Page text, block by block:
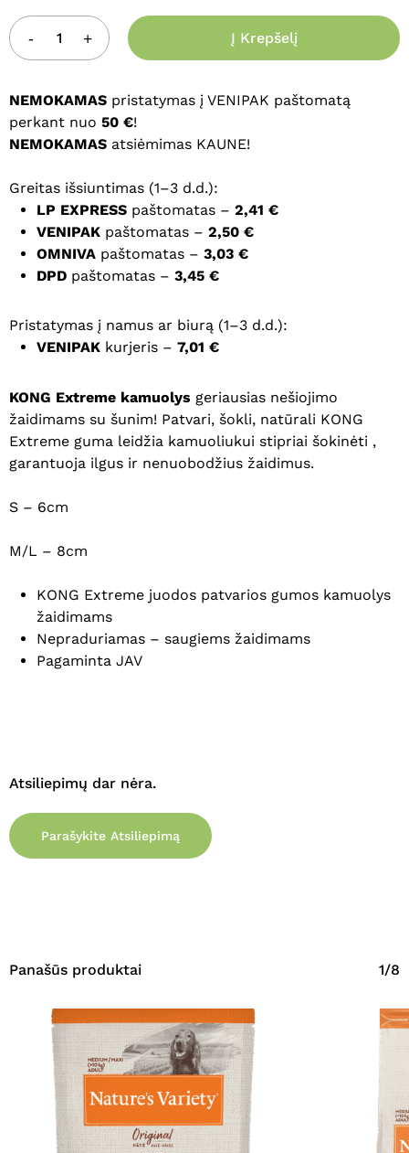
Į Krepšelį
NEMOKAMAS pristatymas į VENIPAK paštomatą
perkant nuo 50 €!
NEMOKAMAS atsiėmimas KAUNE!
Greitas išsiuntimas (1–3 d.d.):
LP EXPRESS paštomatas – 2,41 €
VENIPAK paštomatas – 2,50 €
OMNIVA paštomatas – 3,03 €
DPD paštomatas – 3,45 €
Pristatymas į namus ar biurą (1–3 d.d.):
VENIPAK kurjeris – 7,01 €
KONG Extreme kamuolys geriausias nešiojimo
žaidimams su šunim! Patvari, šokli, natūrali KONG
Extreme guma leidžia kamuoliukui stipriai šokinėti ,
garantuoja ilgus ir nenuobodžius žaidimus.
S – 6cm
M/L – 8cm
KONG Extreme juodos patvarios gumos kamuolys
žaidimams
Nepraduriamas – saugiems žaidimams
Pagaminta JAV
Atsiliepimų dar nėra.
Parašykite Atsiliepimą
Panašūs produktai 1/8